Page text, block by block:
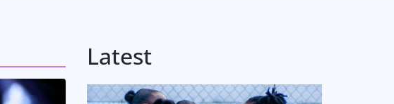
Latest